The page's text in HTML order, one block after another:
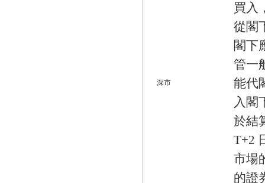
深市
買入
從閣
閣下
管一
能代
入閣
於結
T+2
市場
的證